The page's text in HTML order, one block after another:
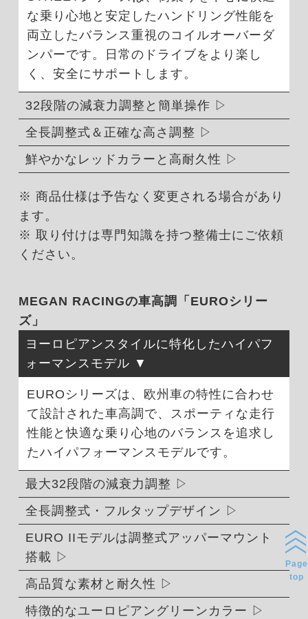
な乗り心地と安定したハンドリング性能を
両立したバランス重視のコイルオーバーダ
ンパーです。日常のドライブをより楽し
く、安全にサポートします。
32段階の減衰力調整と簡単操作
全長調整式＆正確な高さ調整
鮮やかなレッドカラーと高耐久性
※ 商品仕様は予告なく変更される場合があり
ます。
※ 取り付けは専門知識を持つ整備士にご依頼
ください。
MEGAN RACINGの車高調「EUROシリー
ズ」
ヨーロピアンスタイルに特化したハイパフ
ォーマンスモデル
EUROシリーズは、欧州車の特性に合わせ
て設計された車高調で、スポーティな走行
性能と快適な乗り心地のバランスを追求し
たハイパフォーマンスモデルです。
最大32段階の減衰力調整
全長調整式・フルタップデザイン
EURO IIモデルは調整式アッパーマウント
搭載
高品質な素材と耐久性
特徴的なユーロピアングリーンカラー
Page
top